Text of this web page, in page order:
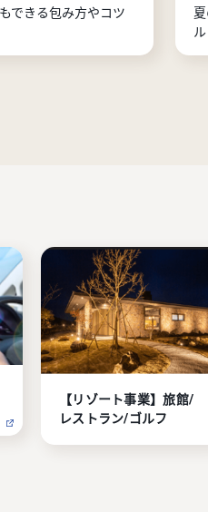
できる包み方やコツ
【リゾート事業】旅館/
レストラン/ゴルフ